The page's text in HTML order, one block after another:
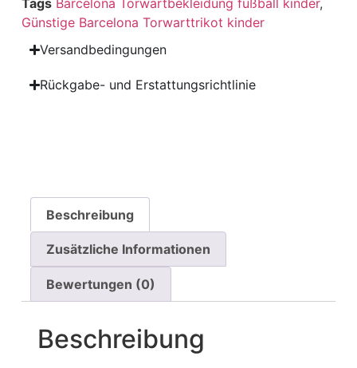
Tags Barcelona Torwartbekleidung fußball kinder,
Günstige Barcelona Torwarttrikot kinder
Versandbedingungen
Rückgabe- und Erstattungsrichtlinie
Beschreibung
Zusätzliche Informationen
Bewertungen (0)
Beschreibung